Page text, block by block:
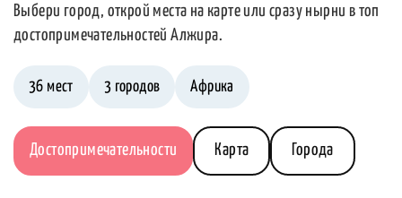
Выбери город, открой места на карте или сразу нырни в топ
достопримечательностей Алжира.
36 мест 3 городов Африка
Достопримечательности Карта Города